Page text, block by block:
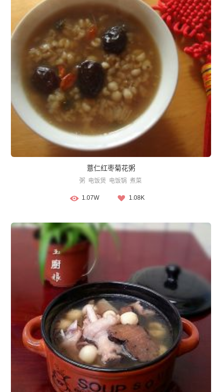
薏仁红枣菊花粥
粥 电饭煲 电饭锅 煮菜
1.07W 1.08K